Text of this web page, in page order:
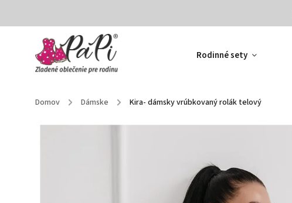
Rodinné sety
Domov / Dámske / Kira- dámsky vrúbkovaný rolák telový